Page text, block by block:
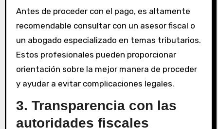
Antes de proceder con el pago, es altamente
recomendable consultar con un asesor fiscal o
un abogado especializado en temas tributarios.
Estos profesionales pueden proporcionar
orientación sobre la mejor manera de proceder
y ayudar a evitar complicaciones legales.
3. Transparencia con las
autoridades fiscales